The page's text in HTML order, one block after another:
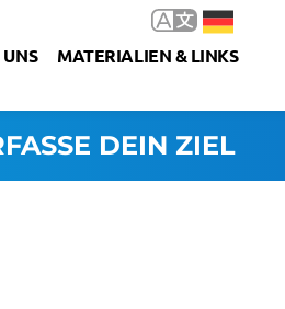
MATERIALIEN & LINKS
DEIN ZIEL